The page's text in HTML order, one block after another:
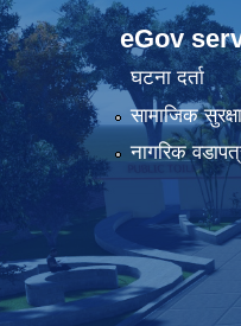
eGov
घटना दर्ता
सामाजिक सुरक्षा
नागरिक